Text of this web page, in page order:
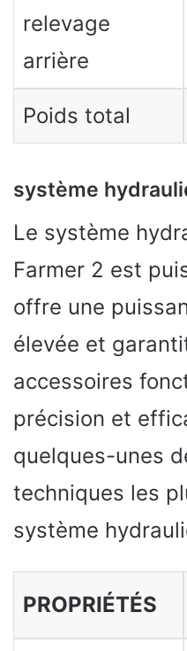
relevage
arrière
Poids total
système
Le système
Farmer 2 est
offre une
élevée et
accessoires
précision et
quelques-unes
techniques les
système
PROPRIÉTÉS